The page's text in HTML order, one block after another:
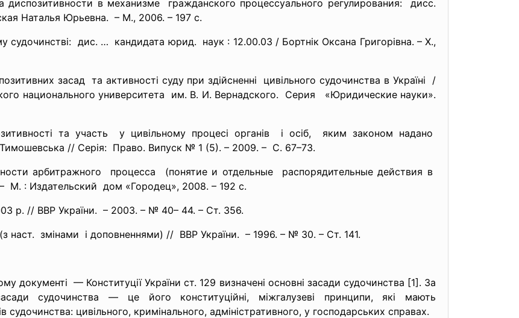
диспозитивности в механизме гражданского процессуального регулирования: дисс.
Наталья Юрьевна. – М., 2006. – 197 с.
судочинстві: дис. … кандидата юрид. наук : 12.00.03 / Бортнік Оксана Григорівна. – Х.,
засад та активності суду при здійсненні цивільного судочинства в Україні /
национальногоуниверситета им. В. И. Вернадского. Серия «Юридические науки».
та участь у цивільному процесі органів і осіб, яким законом надано
Тимошевська // Серія: Право. Випуск № 1 (5). – 2009. – С. 67–73.
арбитражного процесса (понятие и отдельные распорядительные действия в
: Издательский дом «Городец», 2008. – 192 с.
р. // ВВР України. – 2003. – № 40– 44. – Ст. 356.
наст. змінами і доповненнями) // ВВР України. – 1996. – № 30. – Ст. 141.
документі — Конституції України ст. 129 визначені основні засади судочинства [1]. За
судочинства — це його конституційні, міжгалузеві принципи, які мають
цивільного, кримінального, адміністративного, у господарських справах.